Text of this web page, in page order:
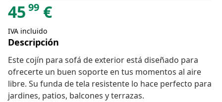
45 99 €
IVA incluido
Descripción
Este cojín para sofá de exterior está diseñado para
ofrecerte un buen soporte en tus momentos al aire
libre. Su funda de tela resistente lo hace perfecto para
jardines, patios, balcones y terrazas.